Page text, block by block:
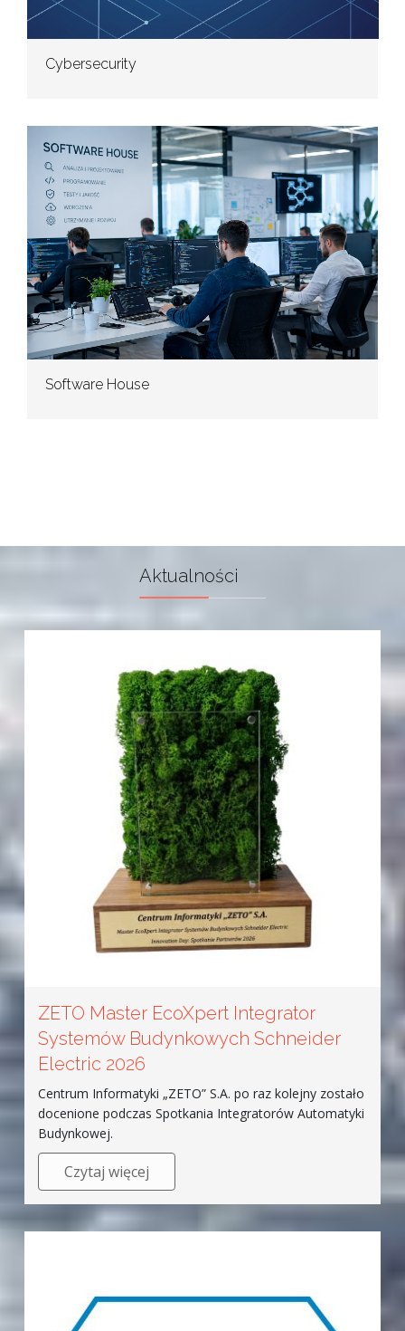
Cybersecurity
Software House
Aktualności
ZETO Master EcoXpert Integrator
Systemów Budynkowych Schneider
Electric 2026
Centrum Informatyki „ZETO” S.A. po raz kolejny zostało
docenione podczas Spotkania Integratorów Automatyki
Budynkowej.
Czytaj więcej